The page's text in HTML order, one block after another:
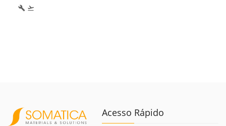
build flight_takeoff
Acesso Rápido